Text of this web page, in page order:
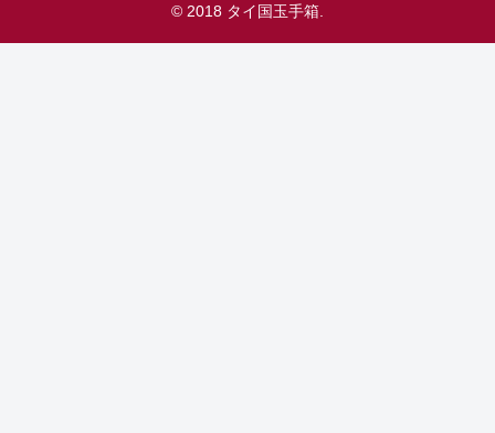
© 2018 タイ国玉手箱.